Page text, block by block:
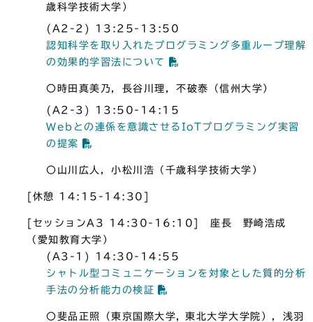
歳科学技術大学）
(A2-2) 13:25-13:50
認知科学を取り入れたプログラミング多重ループ理解
の効果的学習法について
〇時田真美乃，長谷川理，不破泰（信州大学）
(A2-3) 13:50-14:15
Webとの連係を意識させるIoTプログラミング実習
の提案
〇山川広人，小松川浩（千歳科学技術大学）
[休憩 14:15-14:30]
[セッションA3 14:30-16:10] 座長 野崎浩成
（愛知教育大学）
(A3-1) 14:30-14:55
シャトル型コミュニケーションを対象とした質的分析
手法の分析能力の検証
〇斐品正照（東京国際大学, 東北大学大学院），浅羽